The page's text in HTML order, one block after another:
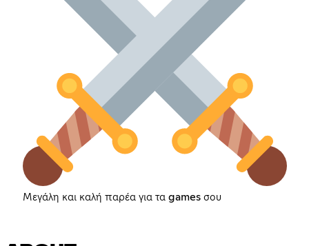
Μεγάλη και καλή παρέα για τα games σου